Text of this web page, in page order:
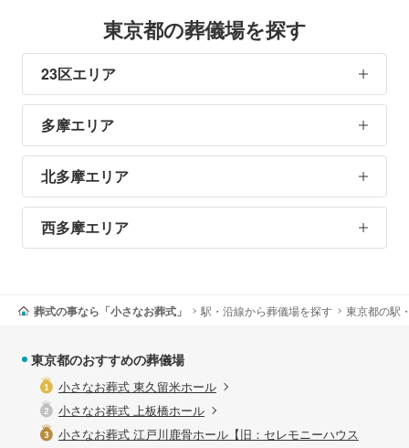
東京都の葬儀場を探す
23区エリア
多摩エリア
北多摩エリア
西多摩エリア
葬式の事なら「小さなお葬式」 駅・沿線から葬儀場を探す 東京都の駅
東京都のおすすめの葬儀場
小さなお葬式 東久留米ホール
小さなお葬式 上板橋ホール
小さなお葬式 江戸川鹿骨ホール【旧：セレモニーハウス